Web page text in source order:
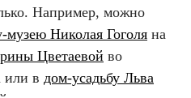
Например, можно
музею Николая Гоголя на
Цветаевой во
или в дом-усадьбу Льва